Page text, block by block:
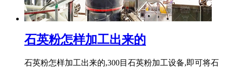
石英粉怎样加工出来的
石英粉怎样加工出来的,300目石英粉加工设备,即可将石